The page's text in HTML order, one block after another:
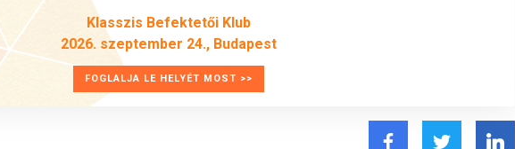
Klasszis Befektetői Klub
2026. szeptember 24., Budapest
FOGLALJA LE HELYÉT MOST >>